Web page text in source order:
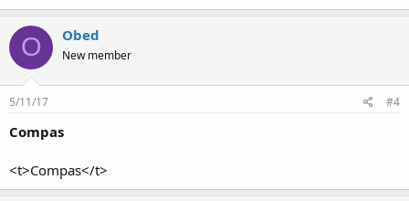
O Obed
New member
5/11/17 #4
Compas
<t>Compas</t>